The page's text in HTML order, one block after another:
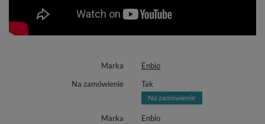
Marka
Enbio
Na zamówienie
Tak
Marka
Enbio